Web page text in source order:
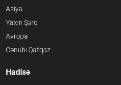
Asiya
Yaxın Şərq
Avropa
Cənubi Qafqaz
Hadisə